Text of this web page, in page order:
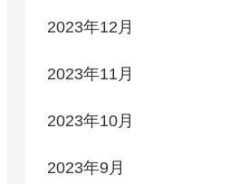
2023年12月
2023年11月
2023年10月
2023年9月